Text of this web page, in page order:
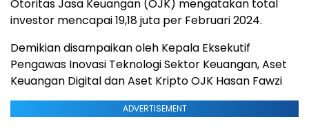
Otoritas Jasa Keuangan (OJK) mengatakan total
investor mencapai 19,18 juta per Februari 2024.
Demikian disampaikan oleh Kepala Eksekutif
Pengawas Inovasi Teknologi Sektor Keuangan, Aset
Keuangan Digital dan Aset Kripto OJK Hasan Fawzi
ADVERTISEMENT